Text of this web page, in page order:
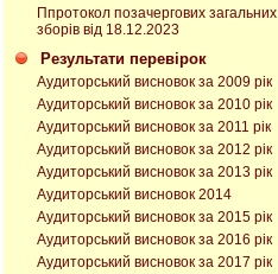
Ппротокол позачергових загальних
зборів від 18.12.2023
Результати перевірок
Аудиторський висновок за 2009 рік
Аудиторський висновок за 2010 рік
Аудиторський висновок за 2011 рік
Аудиторський висновок за 2012 рік
Аудиторський висновок за 2013 рік
Аудиторський висновок 2014
Аудиторський висновок за 2015 рік
Аудиторський висновок за 2016 рік
Аудиторський висновок за 2017 рік